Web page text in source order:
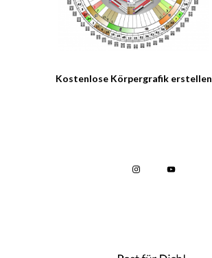
Kostenlose Körpergrafik erstellen